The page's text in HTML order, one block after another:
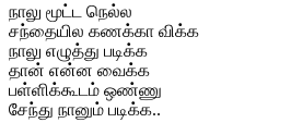
நாலு மூட்ட நெல்ல
சந்தையில கணக்கா விக்க
நாலு எழுத்து படிக்க
தான் என்ன வைக்க
பள்ளிக்கூடம் ஒண்ணு
சேந்து நானும் படிக்க..